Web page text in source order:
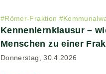
#Römer-Fraktion #
Kennenlernklausur –
Menschen zu einer
Donnerstag, 30.4.2026